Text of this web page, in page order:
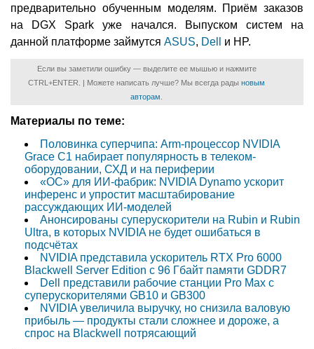
предварительно обученным моделям. Приём заказов
на DGX Spark уже начался. Выпуском систем на
данной платформе займутся ASUS, Dell и HP.
Если вы заметили ошибку — выделите ее мышью и нажмите
CTRL+ENTER. | Можете написать лучше? Мы всегда рады новым
авторам
Материалы по теме:
Половинка суперчипа: Arm-процессор NVIDIA
Grace C1 набирает популярность в телеком-
оборудовании, СХД и на периферии
«ОС» для ИИ-фабрик: NVIDIA Dynamo ускорит
инференс и упростит масштабирование
рассуждающих ИИ-моделей
Анонсированы суперускорители на Rubin и Rubin
Ultra, в которых NVIDIA не будет ошибаться в
подсчётах
NVIDIA представила ускоритель RTX Pro 6000
Blackwell Server Edition с 96 Гбайт памяти GDDR7
Dell представили рабочие станции Pro Max с
суперускорителями GB10 и GB300
NVIDIA увеличила выручку, но снизила валовую
прибыль — продукты стали сложнее и дороже, а
спрос на Blackwell потрясающий